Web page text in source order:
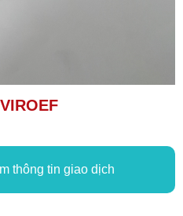
thông tin giao dịch